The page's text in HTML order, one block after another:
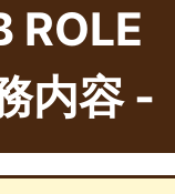
月収24万
月収28万(
甲府市徳行
甲斐市龍地
ROLE
内容 -